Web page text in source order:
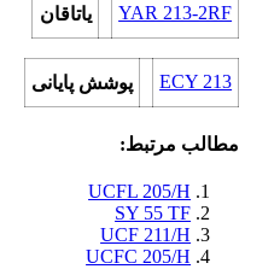
یاتاقان YAR 213-2RF
پوشش پایانی ECY 213
مطالب مرتبط:
UCFL 205/H
SY 55 TF
UCF 211/H
UCFC 205/H